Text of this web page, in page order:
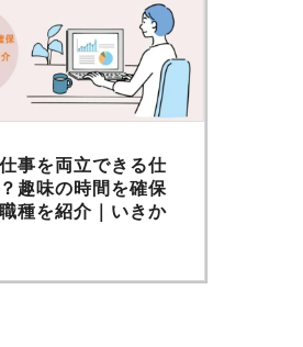
事を両立できる仕
趣味の時間を確保
種を紹介｜いきか